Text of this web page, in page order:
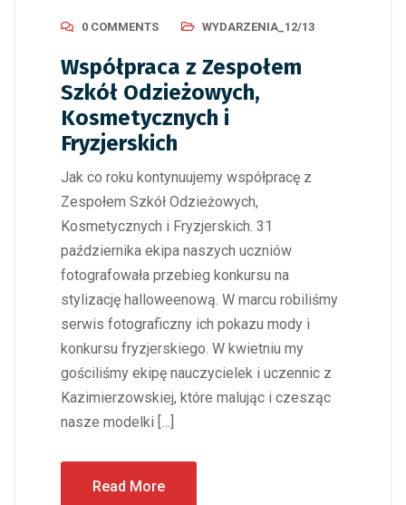
0 COMMENTS WYDARZENIA_12/13
Współpraca z Zespołem
Szkół Odzieżowych,
Kosmetycznych i
Fryzjerskich
Jak co roku kontynuujemy współpracę z
Zespołem Szkół Odzieżowych,
Kosmetycznych i Fryzjerskich. 31
października ekipa naszych uczniów
fotografowała przebieg konkursu na
stylizację halloweenową. W marcu robiliśmy
serwis fotograficzny ich pokazu mody i
konkursu fryzjerskiego. W kwietniu my
gościliśmy ekipę nauczycielek i uczennic z
Kazimierzowskiej, które malując i czesząc
nasze modelki […]
Read More